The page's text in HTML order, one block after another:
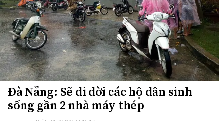
Đà Nẵng: Sẽ di dời các hộ dân sinh
sống gần 2 nhà máy thép